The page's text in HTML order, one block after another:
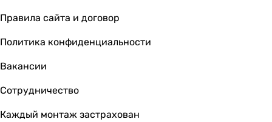
Правила сайта и договор
Политика конфиденциальности
Вакансии
Сотрудничество
Каждый монтаж застрахован